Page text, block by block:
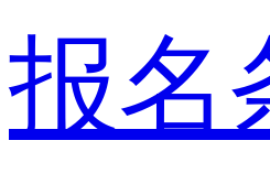
报名